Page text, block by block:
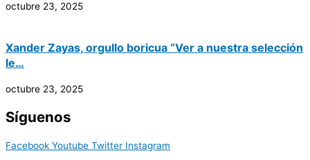
octubre 23, 2025
Xander Zayas, orgullo boricua “Ver a nuestra selección
le…
octubre 23, 2025
Síguenos
Facebook Youtube Twitter Instagram